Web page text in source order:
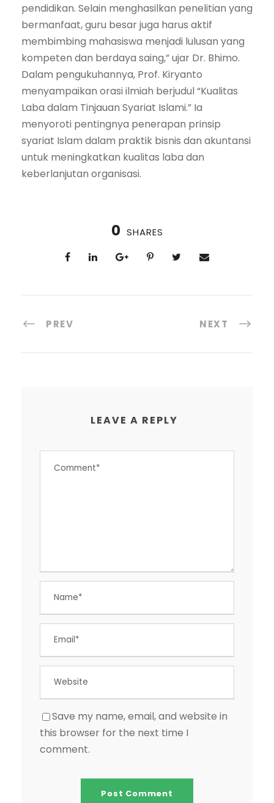
pendidikan. Selain menghasilkan penelitian yang
bermanfaat, guru besar juga harus aktif
membimbing mahasiswa menjadi lulusan yang
kompeten dan berdaya saing,” ujar Dr. Bhimo.
Dalam pengukuhannya, Prof. Kiryanto
menyampaikan orasi ilmiah berjudul “Kualitas
Laba dalam Tinjauan Syariat Islami.” Ia
menyoroti pentingnya penerapan prinsip
syariat Islam dalam praktik bisnis dan akuntansi
untuk meningkatkan kualitas laba dan
keberlanjutan organisasi.
0 SHARES
PREV NEXT
LEAVE A REPLY
Save my name, email, and website in
this browser for the next time I
comment.